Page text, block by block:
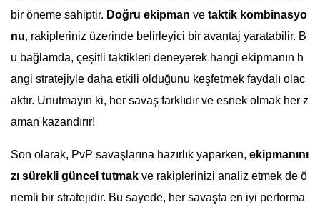
bir öneme sahiptir. Doğru ekipman ve taktik kombinasyo
nu, rakipleriniz üzerinde belirleyici bir avantaj yaratabilir. B
u bağlamda, çeşitli taktikleri deneyerek hangi ekipmanın h
angi stratejiyle daha etkili olduğunu keşfetmek faydalı olac
aktır. Unutmayın ki, her savaş farklıdır ve esnek olmak her z
aman kazandırır!
Son olarak, PvP savaşlarına hazırlık yaparken, ekipmanını
zı sürekli güncel tutmak ve rakiplerinizi analiz etmek de ö
nemli bir stratejidir. Bu sayede, her savaşta en iyi performa